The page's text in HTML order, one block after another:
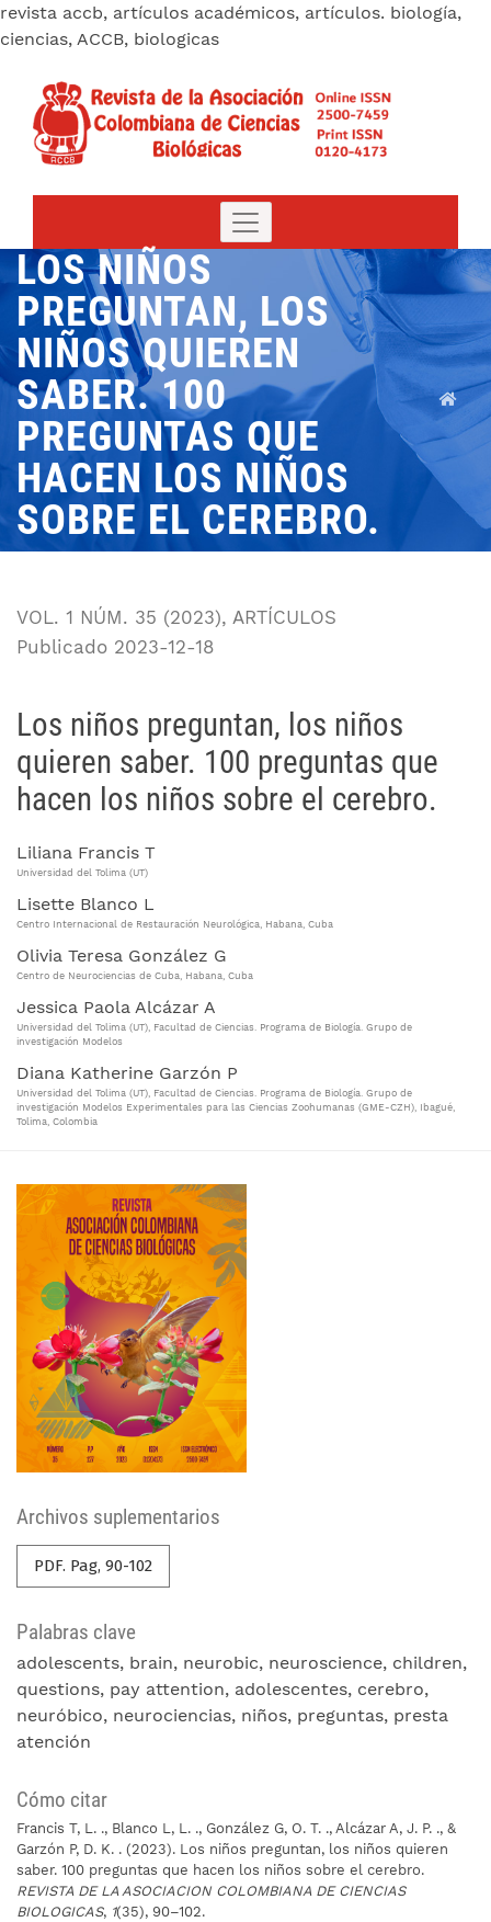
revista accb, artículos académicos, artículos. biología,
ciencias, ACCB, biologicas
LOS NIÑOS
PREGUNTAN, LOS
NIÑOS QUIEREN
SABER. 100
PREGUNTAS QUE
HACEN LOS NIÑOS
SOBRE EL CEREBRO.
VOL. 1 NÚM. 35 (2023), ARTÍCULOS
Los niños preguntan, los niños
quieren saber. 100 preguntas que
hacen los niños sobre el cerebro.
Publicado 2023-12-18
Liliana Francis T
Universidad del Tolima (UT)
Lisette Blanco L
Centro Internacional de Restauración Neurológica, Habana, Cuba
Olivia Teresa González G
Centro de Neurociencias de Cuba, Habana, Cuba
Jessica Paola Alcázar A
Universidad del Tolima (UT), Facultad de Ciencias. Programa de Biología. Grupo de
investigación Modelos
Diana Katherine Garzón P
Universidad del Tolima (UT), Facultad de Ciencias. Programa de Biología. Grupo de
investigación Modelos Experimentales para las Ciencias Zoohumanas (GME-CZH), Ibagué,
Tolima, Colombia
Archivos suplementarios
PDF. Pag, 90-102
Palabras clave
adolescents brain neurobic neuroscience children
questions pay attention adolescentes cerebro
neuróbico neurociencias niños preguntas presta
atención
Cómo citar
Francis T, L. ., Blanco L, L. ., González G, O. T. ., Alcázar A, J. P. ., &
Garzón P, D. K. . (2023). Los niños preguntan, los niños quieren
saber. 100 preguntas que hacen los niños sobre el cerebro.
REVISTA DE LA ASOCIACION COLOMBIANA DE CIENCIAS
BIOLOGICAS, 1(35), 90–102.